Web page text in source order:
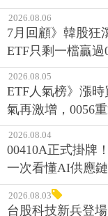
2026.08.06
7月回顧》韓股狂
ETF只剩一檔贏過
2026.08.05
ETF人氣榜》漲時
氣再激增，0056
2026.08.04
00410A正式掛牌
一次看懂AI供應
2026.08.03
台股科技新兵登